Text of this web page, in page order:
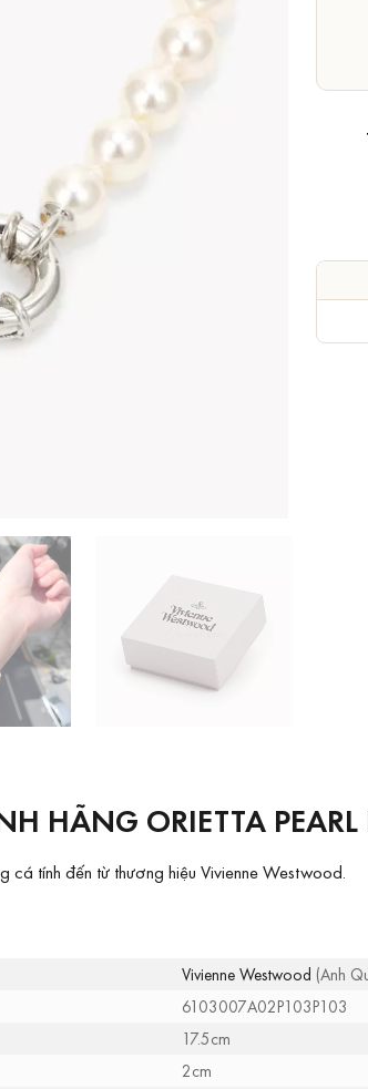
HÃNG ORIETTA
tính đến từ thương hiệu Vivienne Westwood.
Vivienne Westwood (Anh
6103007A02P103P103
17.5cm
2cm